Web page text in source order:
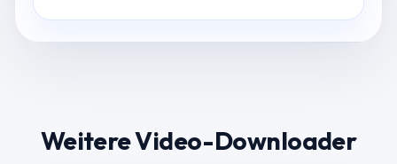
Weitere Video-Downloader